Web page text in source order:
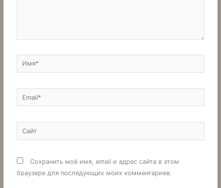
Имя*
Email*
Сайт
Сохранить моё имя, email и адрес сайта в этом
браузере для последующих моих комментариев.